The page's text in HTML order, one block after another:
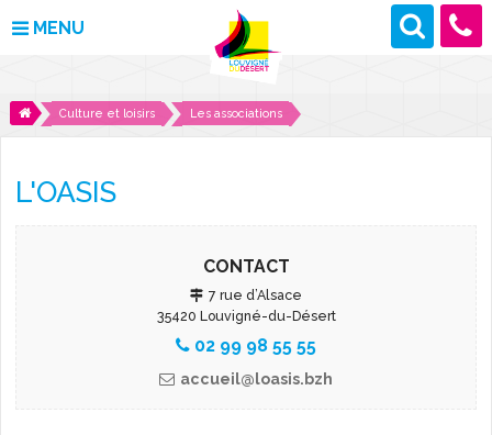
MENU
MAIRIE
DÉCOUVRIR LOUVIGNÉ
ENFANCE ET JEUNESSE
DES PROJETS POUR DEMAIN
Culture et loisirs Les associations
L'OASIS
CONTACT
7 rue d’Alsace
35420 Louvigné-du-Désert
02 99 98 55 55
accueil@loasis.bzh